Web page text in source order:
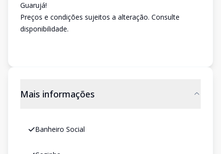
Guarujá!
Preços e condições sujeitos a alteração. Consulte
disponibilidade.
Mais informações
Banheiro Social